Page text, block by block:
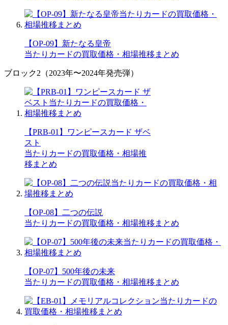
【OP-09】新たなる皇帝
当たりカードの買取価格・相場推移まとめ
ブロック2（2023年〜2024年発売弾）
【PRB-01】ワンピースカード ザベ
スト
当たりカードの買取価格・相場推
移まとめ
【OP-08】二つの伝説
当たりカードの買取価格・相場推移まとめ
【OP-07】500年後の未来
当たりカードの買取価格・相場推移まとめ